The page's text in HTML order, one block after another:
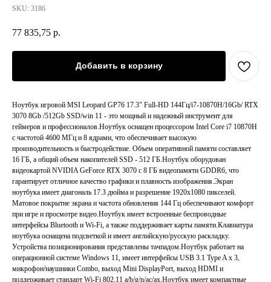
SKU: 3186
77 835,75 р.
Добавить в корзину
Ноутбук игровой MSI Leopard GP76 17.3" Full-HD 144Гц/i7-10870H/16Gb/ RTX
3070 8Gb /512Gb SSD/win 11 - это мощный и надежный инструмент для
геймеров и профессионалов.Ноутбук оснащен процессором Intel Core i7 10870H
с частотой 4600 МГц и 8 ядрами, что обеспечивает высокую
производительность и быстродействие. Объем оперативной памяти составляет
16 ГБ, а общий объем накопителей SSD - 512 ГБ.Ноутбук оборудован
видеокартой NVIDIA GeForce RTX 3070 с 8 ГБ видеопамяти GDDR6, что
гарантирует отличное качество графики и плавность изображения.Экран
ноутбука имеет диагональ 17.3 дюйма и разрешение 1920x1080 пикселей.
Матовое покрытие экрана и частота обновления 144 Гц обеспечивают комфорт
при игре и просмотре видео.Ноутбук имеет встроенные беспроводные
интерфейсы Bluetooth и Wi-Fi, а также поддерживает карты памяти.Клавиатура
ноутбука оснащена подсветкой и имеет английскую/русскую раскладку.
Устройства позиционирования представлены тачпадом.Ноутбук работает на
операционной системе Windows 11, имеет интерфейсы USB 3.1 Type A x 3,
микрофон/наушники Combo, выход Mini DisplayPort, выход HDMI и
поддерживает стандарт Wi-Fi 802.11 a/b/g/n/ac/ax.Ноутбук имеет компактные